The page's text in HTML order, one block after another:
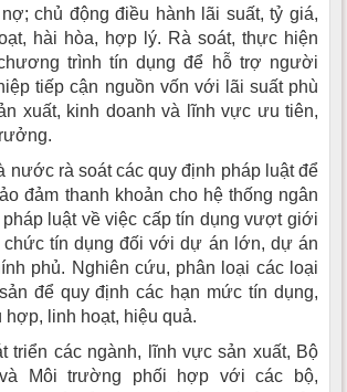
chủ động điều hành lãi suất, tỷ giá,
hài hòa, hợp lý. Rà soát, thực hiện
trình tín dụng để hỗ trợ người
tiếp cận nguồn vốn với lãi suất phù
xuất, kinh doanh và lĩnh vực ưu tiên,
nước rà soát các quy định pháp luật để
đảm thanh khoản cho hệ thống ngân
pháp luật về việc cấp tín dụng vượt giới
chức tín dụng đối với dự án lớn, dự án
phủ. Nghiên cứu, phân loại các loại
để quy định các hạn mức tín dụng,
hợp, linh hoạt, hiệu quả.
triển các ngành, lĩnh vực sản xuất, Bộ
Môi trường phối hợp với các bộ,